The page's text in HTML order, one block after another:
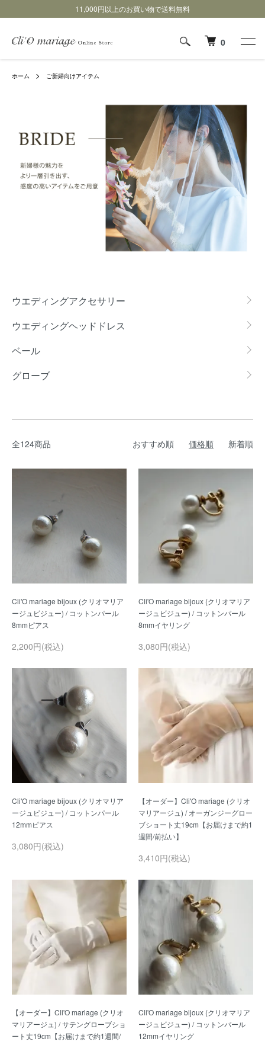
11,000円以上のお買い物で送料無料
0
ホーム ご新婦向けアイテム
カテゴリー一覧
ウエディングアクセサリー
ウエディングヘッドドレス
ベール
グローブ
全124商品 おすすめ順 価格順 新着順
Cli'O mariage bijoux (クリオマリア
ージュビジュー) / コットンパール
2,200円(税込)
Cli'O mariage bijoux (クリオマリア
ージュビジュー) / コットンパール
3,080円(税込)
Cli'O mariage bijoux (クリオマリア
ージュビジュー) / コットンパール
3,080円(税込)
【オーダー】Cli'O mariage (クリオ
マリアージュ) / オーガンジーグロー
ブショート丈19cm【お届けまで約1
3,410円(税込)
【オーダー】Cli'O mariage (クリオ
マリアージュ) / サテングローブショ
ート丈19cm【お届けまで約1週間/
Cli'O mariage bijoux (クリオマリア
ージュビジュー) / コットンパール